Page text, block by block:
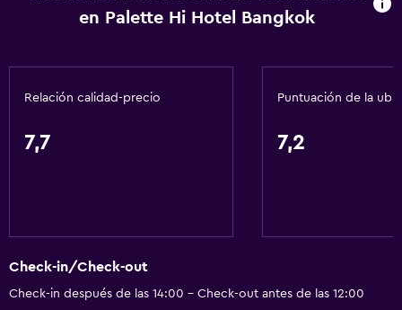
Gel de ducha
Instalaciones para reuniones
Servicio de habitaciones
en Palette Hi Hotel Bangkok
Relación calidad-precio
7,7
Puntuación de la
7,2
Check-in/Check-out
Check-in después de las 14:00 - Check-out antes de las 12:00